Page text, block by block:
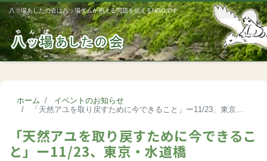
八ッ場あしたの会は八ッ場ダムが抱える問題を伝えるNGOです
ホーム
イベントのお知らせ
「天然アユを取り戻すために今できること」ー11/23、東京・水道橋
「天然アユを取り戻すために今できるこ
と」ー11/23、東京・水道橋